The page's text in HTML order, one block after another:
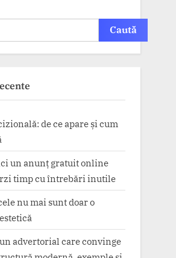
Caută
de ce apare și cum
un anunț gratuit online
timp cu întrebări inutile
nu mai sunt doar o
advertorial care convinge